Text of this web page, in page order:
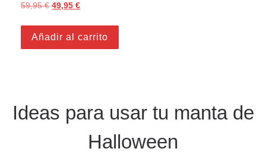
59,95€ El precio original era: 59,95 €.
49,95€
Añadir al carrito
Ideas para usar tu manta de
Halloween